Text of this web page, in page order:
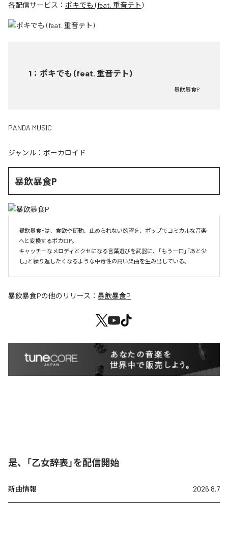
各配信サービス： ポキでも (feat. 重音テト)
1 ： ポキでも (feat. 重音テト)
暴飲暴食P
PANDA MUSIC
ジャンル： ボーカロイド
暴飲暴食P
暴飲暴食Pは、食欲や衝動、止められない欲望を、ポップでコミカルな音楽
へと変換するボカロP。
キャッチーなメロディとクセになる言葉選びを武器に、「もう一口」「あと少
し」と繰り返したくなるような中毒性の高い楽曲を生み出している。
暴飲暴食Pの他のリリース： 暴飲暴食P
是、「乙女辞表」を配信開始
新曲情報 2026.8.7